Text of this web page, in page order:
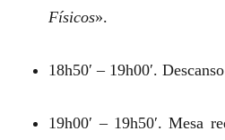
Físicos».
18h50′ – 19h00′.
19h00′ – 19h50′. Mesa